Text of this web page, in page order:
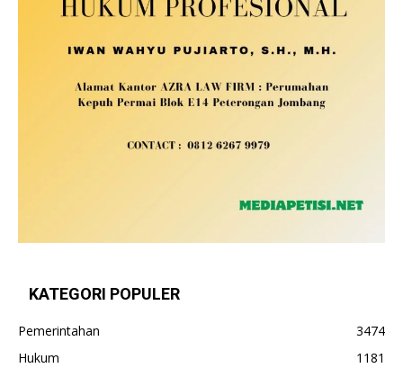
KATEGORI POPULER
Pemerintahan
3474
Hukum
1181